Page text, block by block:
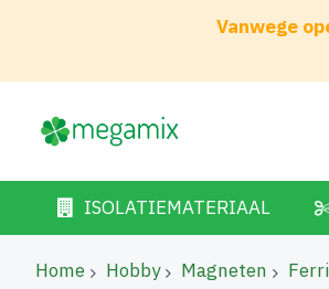
Vanwege
ISOLATIEMATERIAAL
Home Hobby Magneten